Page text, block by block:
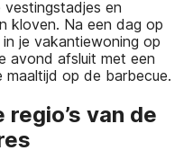
vestingstadjes en
kloven. Na een dag op
je vakantiewoning op
avond afsluit met een
maaltijd op de barbecue.
van de